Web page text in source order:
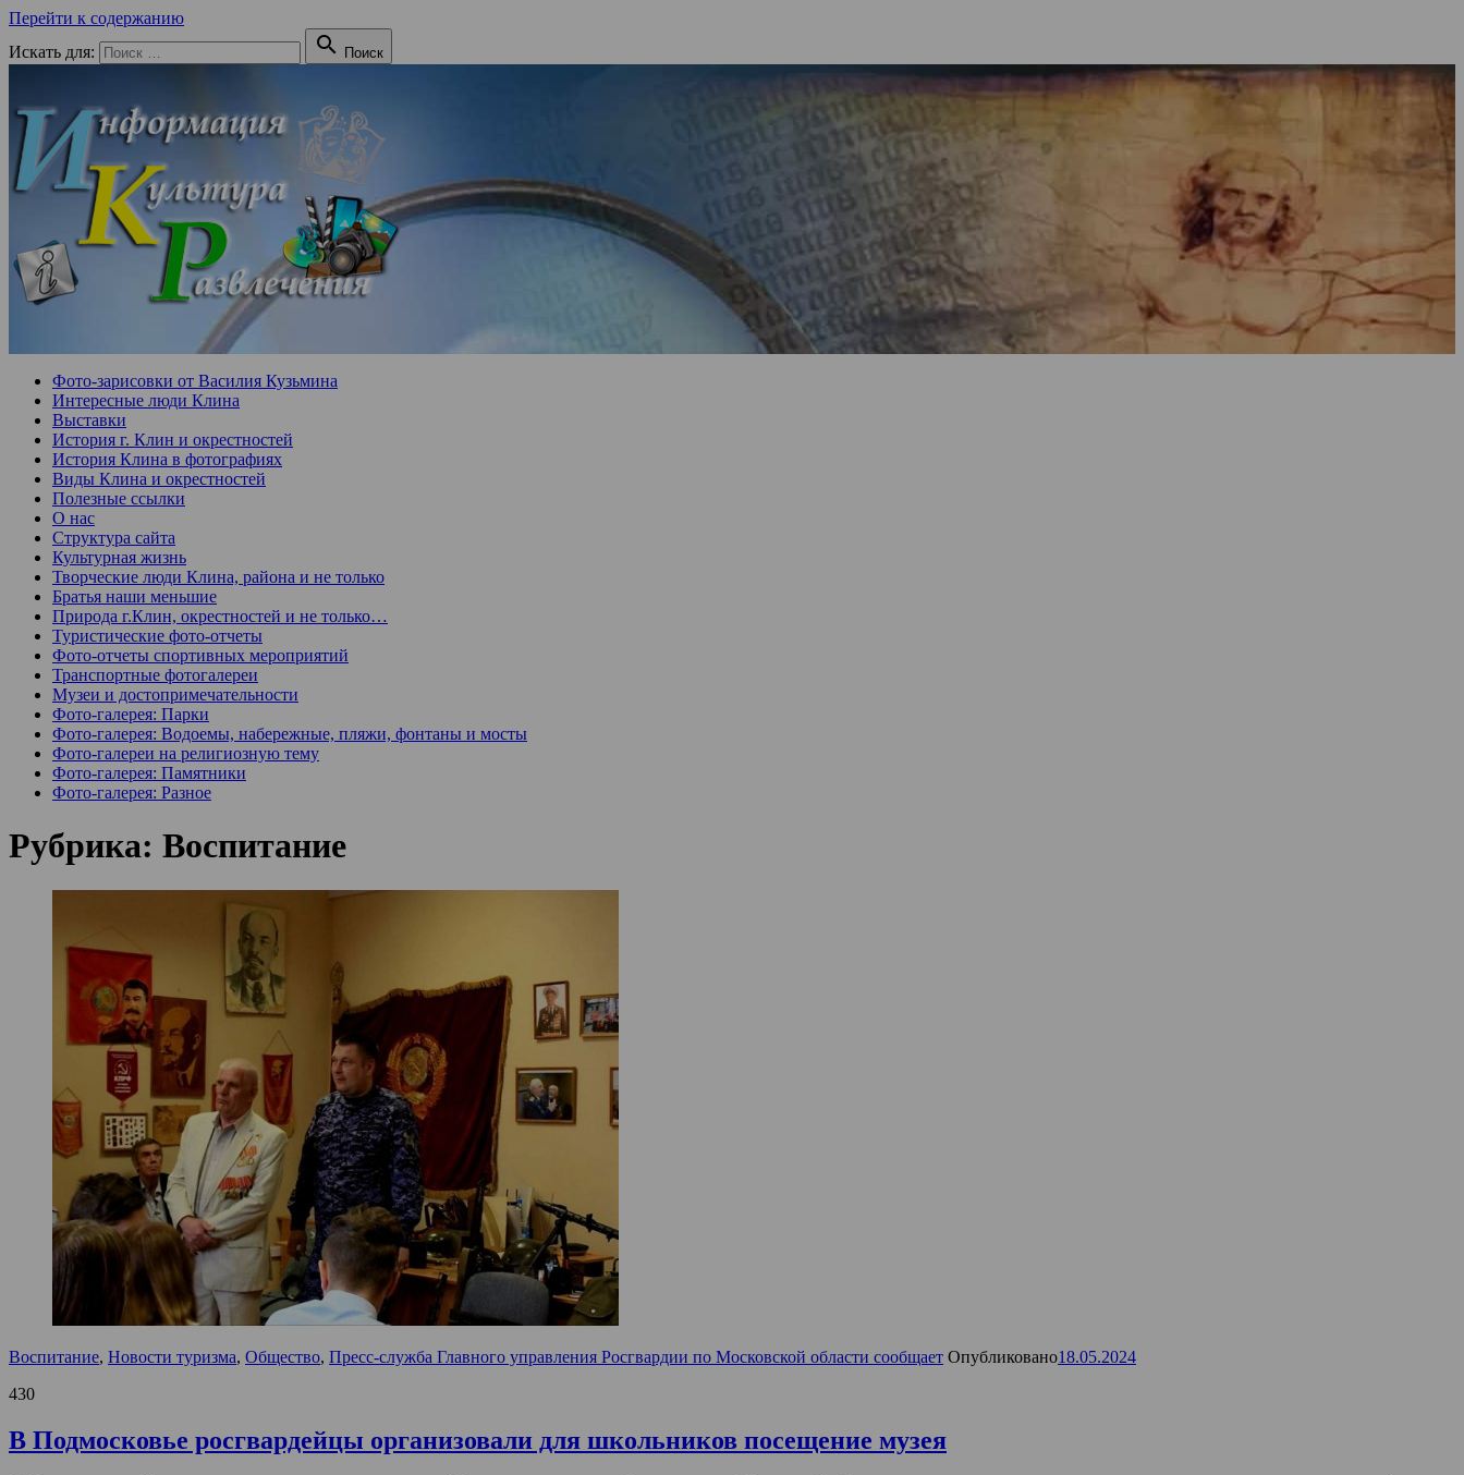
Перейти к содержанию
Искать для:
 Поиск
Фото-зарисовки от Василия Кузьмина
Интересные люди Клина
Выставки
История г. Клин и окрестностей
История Клина в фотографиях
Виды Клина и окрестностей
Полезные ссылки
О нас
Структура сайта
Культурная жизнь
Творческие люди Клина, района и не только
Братья наши меньшие
Природа г.Клин, окрестностей и не только…
Туристические фото-отчеты
Фото-отчеты спортивных мероприятий
Транспортные фотогалереи
Музеи и достопримечательности
Фото-галерея: Парки
Фото-галерея: Водоемы, набережные, пляжи, фонтаны и мосты
Фото-галереи на религиозную тему
Фото-галерея: Памятники
Фото-галерея: Разное
Рубрика: Воспитание
Воспитание, Новости туризма, Общество, Пресс-служба Главного управления Росгвардии по Московской области сообщает Опубликовано18.05.2024
430
В Подмосковье росгвардейцы организовали для школьников посещение музея